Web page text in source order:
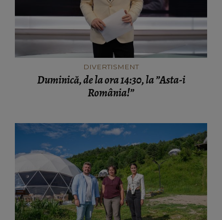
DIVERTISMENT
Duminică, de la ora 14:30, la ”Asta-i
România!”